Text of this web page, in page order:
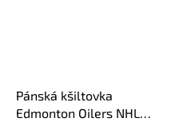
Pánská kšiltovka
Edmonton Oilers NHL